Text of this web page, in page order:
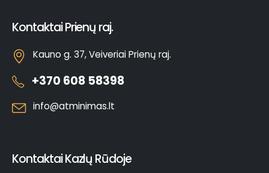
Kontaktai Prienų raj.
Kauno g. 37, Veiveriai Prienų raj.
+370 608 58398
info@atminimas.lt
Kontaktai Kazlų Rūdoje